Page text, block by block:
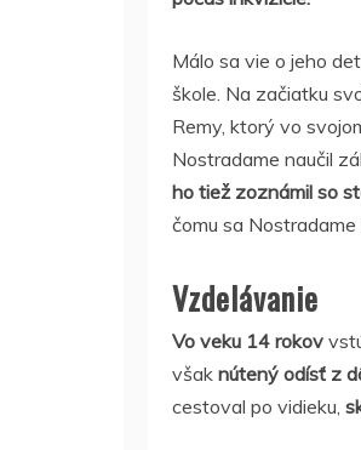
Málo sa vie o jeho
škole. Na začiatku
Remy, ktorý vo
Nostradame naučil
ho tiež zoznámil so
čomu sa
Vzdelávanie
Vo veku 14 rokov
však nútený odísť z
cestoval po vidieku,